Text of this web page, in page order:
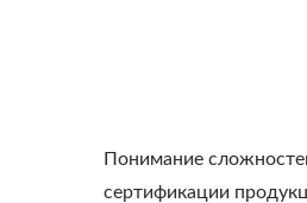
Понимание
сертификации